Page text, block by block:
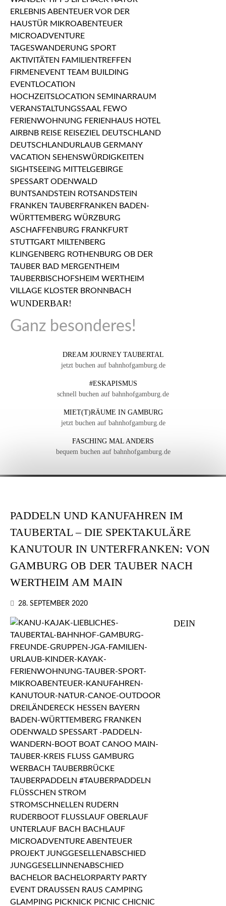
WUNDERBAR!
Ganz besonderes!
DREAM JOURNEY TAUBERTAL
jetzt buchen auf bahnhofgamburg.de
#ESKAPISMUS
schnell buchen auf bahnhofgamburg.de
MIET(T)RÄUME IN GAMBURG
jetzt buchen auf bahnhofgamburg.de
FASCHING MAL ANDERS
bequem buchen auf bahnhofgamburg.de
PADDELN UND KANUFAHREN IM
TAUBERTAL – DIE SPEKTAKULÄRE
KANUTOUR IN UNTERFRANKEN: VON
GAMBURG OB DER TAUBER NACH
WERTHEIM AM MAIN
28. SEPTEMBER 2020
DEIN